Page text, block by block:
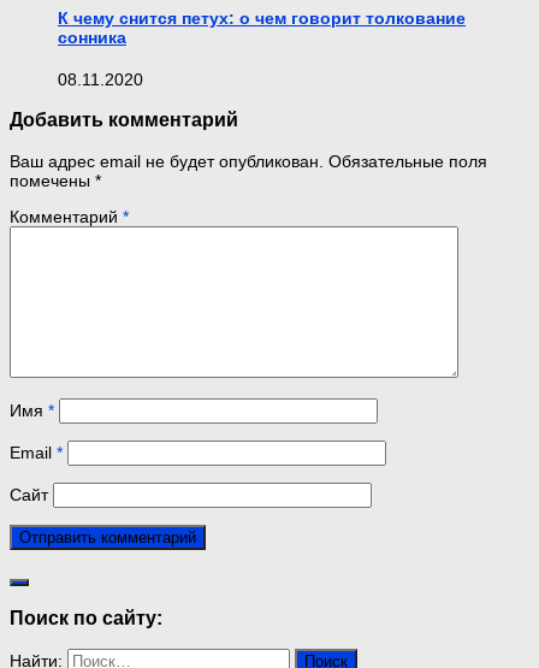
К чему снится петух: о чем говорит толкование
сонника
08.11.2020
Добавить комментарий
Ваш адрес email не будет опубликован. Обязательные поля
помечены *
Комментарий *
Имя *
Email *
Сайт
Поиск по сайту:
Найти: